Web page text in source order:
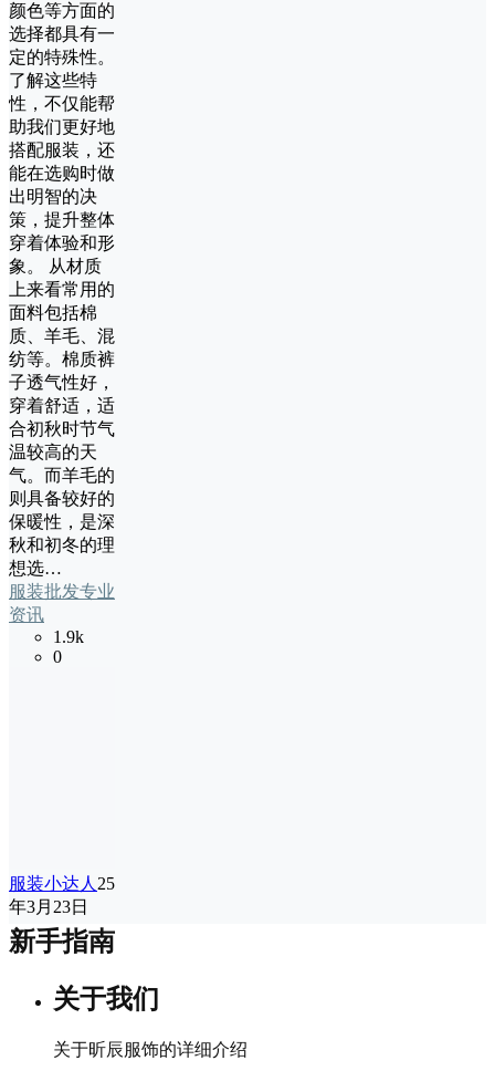
颜色等方面的
选择都具有一
定的特殊性。
了解这些特
性，不仅能帮
助我们更好地
搭配服装，还
能在选购时做
出明智的决
策，提升整体
穿着体验和形
象。 从材质
上来看常用的
面料包括棉
质、羊毛、混
纺等。棉质裤
子透气性好，
穿着舒适，适
合初秋时节气
温较高的天
气。而羊毛的
则具备较好的
保暖性，是深
秋和初冬的理
想选…
服装批发专业
资讯
1.9k
0
服装小达人 25
年3月23日
新手指南
关于我们
关于昕辰服饰的详细介绍